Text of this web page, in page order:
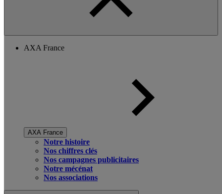
AXA France
AXA France
Notre histoire
Nos chiffres clés
Nos campagnes publicitaires
Notre mécénat
Nos associations